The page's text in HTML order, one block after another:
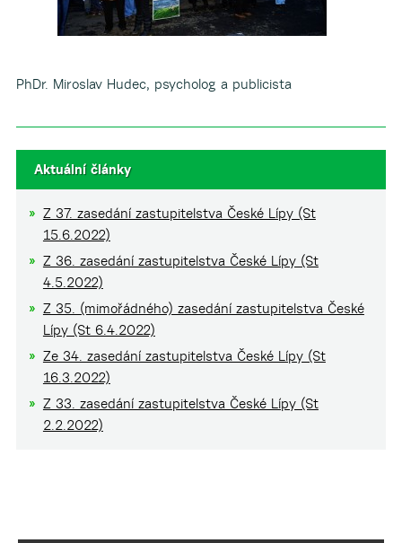
PhDr. Miroslav Hudec, psycholog a publicista
Aktuální články
Z 37. zasedání zastupitelstva České Lípy (St
15.6.2022)
Z 36. zasedání zastupitelstva České Lípy (St
4.5.2022)
Z 35. (mimořádného) zasedání zastupitelstva České
Lípy (St 6.4.2022)
Ze 34. zasedání zastupitelstva České Lípy (St
16.3.2022)
Z 33. zasedání zastupitelstva České Lípy (St
2.2.2022)